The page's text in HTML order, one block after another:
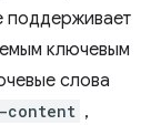
поддерживает
ключевым
слова
content ,